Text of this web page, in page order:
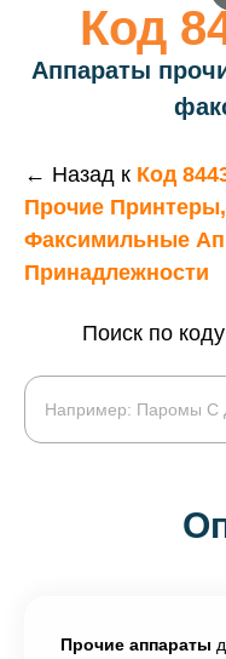
Код
Аппараты
← Назад к Код
Прочие
Факсимильные
Принадлежности
Поиск по
Прочие аппараты